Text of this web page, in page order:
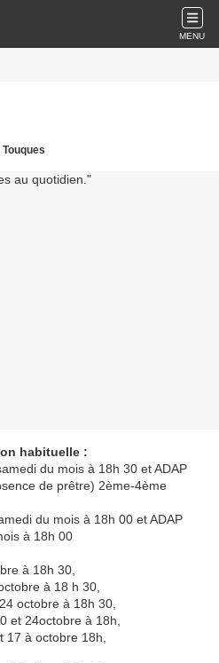
MENU
habituelle :
du mois à 18h 30 et ADAP
de prêtre) 2ème-4ème
du mois à 18h 00 et ADAP
à 18h 00
à 18h 30,
à 18 h 30,
octobre à 18h 30,
et 24octobre à 18h,
17 à octobre 18h,